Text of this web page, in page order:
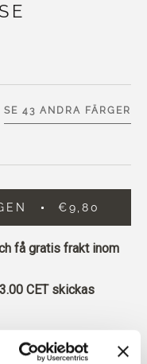
SE 43 ANDRA FÄRGER
€9,80
få gratis frakt inom
CET skickas
med subtila